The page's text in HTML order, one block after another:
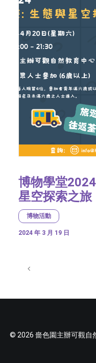
博物學堂
星空探索之旅
博物活動
2024 年 3 月 19 日
© 2026 嗇色園主辦可觀自